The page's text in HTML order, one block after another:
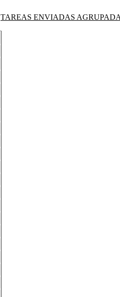
TAREAS ENVIADAS